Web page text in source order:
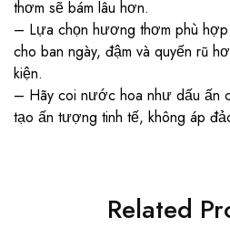
thơm sẽ bám lâu hơn.
– Lựa chọn hương thơm phù
cho ban ngày, đậm và quyến rũ
kiện.
– Hãy coi nước hoa như dấu ấn
tạo ấn tượng tinh tế, không áp
Related